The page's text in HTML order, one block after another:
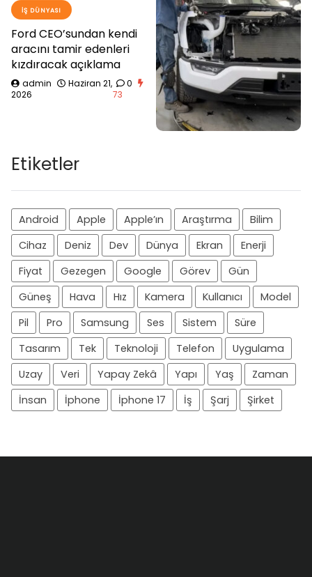
İŞ DÜNYASI
Ford CEO’sundan kendi
aracını tamir edenleri
kızdıracak açıklama
admin
Haziran 21,
2026
0
73
Etiketler
Android Apple Apple’ın Araştırma
Bilim
Cihaz
Deniz Dev Dünya Ekran
Enerji
Fiyat
Gezegen Google Görev
Gün
Güneş
Hava Hız Kamera Kullanıcı
Model
Pil
Pro Samsung Ses Sistem
Süre
Tasarım
Tek Teknoloji Telefon
Uygulama
Uzay
Veri Yapay Zekâ Yapı Yaş
Zaman
İnsan
İphone İphone 17 İş Şarj Şirket